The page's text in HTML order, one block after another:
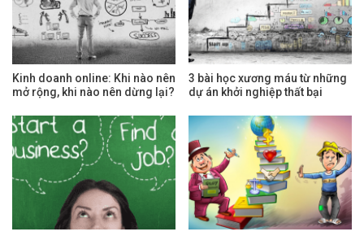
Kinh doanh online: Khi nào nên
mở rộng, khi nào nên dừng lại?
3 bài học xương máu từ những
dự án khởi nghiệp thất bại